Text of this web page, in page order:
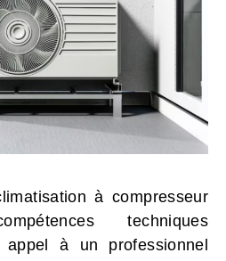
à compresseur
techniques
appel à un professionnel